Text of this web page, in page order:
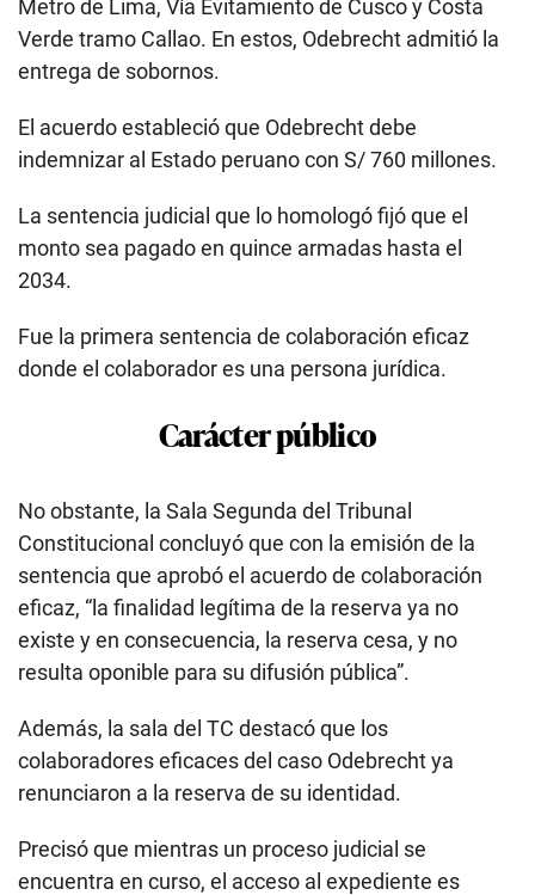
Metro de Lima, Vía Evitamiento de Cusco y Costa
Verde tramo Callao. En estos, Odebrecht admitió la
entrega de sobornos.
El acuerdo estableció que Odebrecht debe
indemnizar al Estado peruano con S/ 760 millones.
La sentencia judicial que lo homologó fijó que el
monto sea pagado en quince armadas hasta el
2034.
Fue la primera sentencia de colaboración eficaz
donde el colaborador es una persona jurídica.
Carácter público
No obstante, la Sala Segunda del Tribunal
Constitucional concluyó que con la emisión de la
sentencia que aprobó el acuerdo de colaboración
eficaz, “la finalidad legítima de la reserva ya no
existe y en consecuencia, la reserva cesa, y no
resulta oponible para su difusión pública”.
Además, la sala del TC destacó que los
colaboradores eficaces del caso Odebrecht ya
renunciaron a la reserva de su identidad.
Precisó que mientras un proceso judicial se
encuentra en curso, el acceso al expediente es